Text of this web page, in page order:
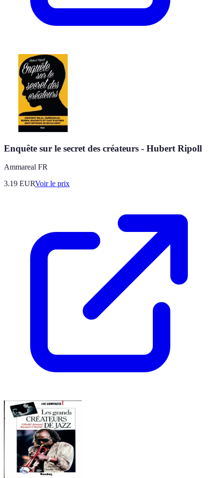
Enquête sur le secret des créateurs - Hubert Ripoll
Ammareal FR
3.19 EURVoir le prix